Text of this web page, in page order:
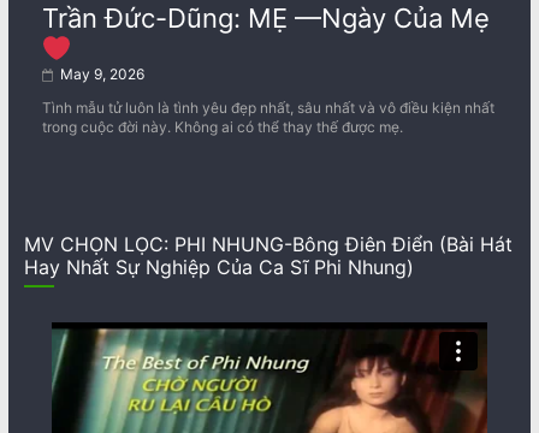
Trần Đức-Dũng: MẸ —Ngày Của Mẹ
May 9, 2026
Tình mẫu tử luôn là tình yêu đẹp nhất, sâu nhất và vô điều kiện nhất
trong cuộc đời này. Không ai có thể thay thế được mẹ.
MV CHỌN LỌC: PHI NHUNG-Bông Điên Điển (Bài Hát
Hay Nhất Sự Nghiệp Của Ca Sĩ Phi Nhung)